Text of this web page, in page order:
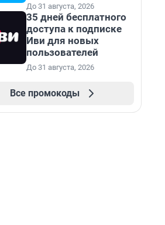
До 31 августа, 2026
35 дней бесплатного
доступа к подписке
Иви для новых
пользователей
До 31 августа, 2026
Все промокоды